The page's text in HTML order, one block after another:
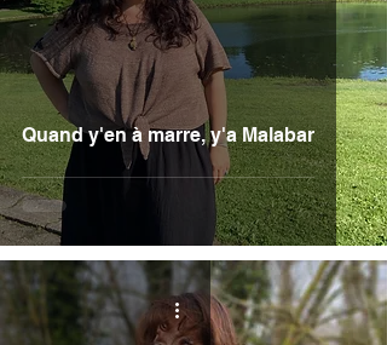
Quand y'en à marre, y'a Malabar